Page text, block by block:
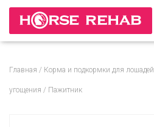
Главная / Корма и подкормки для лошадей
угощения / Пажитник